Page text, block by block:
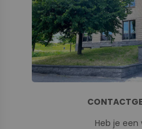
Heb je een